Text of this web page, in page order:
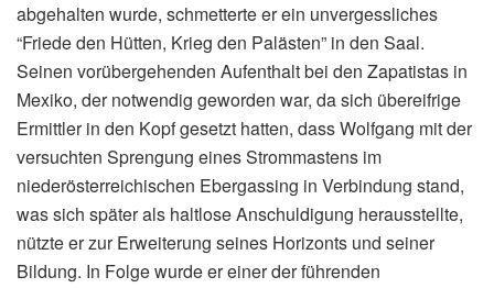
abgehalten wurde, schmetterte er ein unvergessliches
“Friede den Hütten, Krieg den Palästen” in den Saal.
Seinen vorübergehenden Aufenthalt bei den Zapatistas in
Mexiko, der notwendig geworden war, da sich übereifrige
Ermittler in den Kopf gesetzt hatten, dass Wolfgang mit der
versuchten Sprengung eines Strommastens im
niederösterreichischen Ebergassing in Verbindung stand,
was sich später als haltlose Anschuldigung herausstellte,
nützte er zur Erweiterung seines Horizonts und seiner
Bildung. In Folge wurde er einer der führenden